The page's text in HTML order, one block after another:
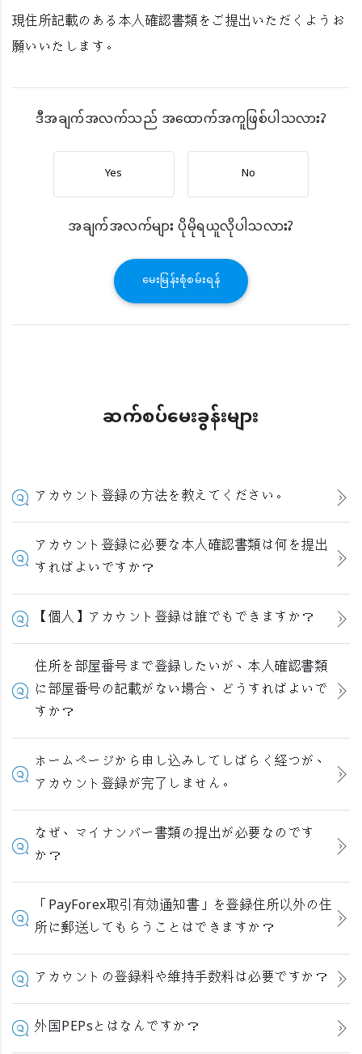
現住所記載のある本人確認書類をご提出いただくようお
願いいたします。
ဒီအချက်အလက်သည် အထောက်အကူဖြစ်ပါသလား?
Yes No
အချက်အလက်များ ပိုမိုရယူလိုပါသလား?
မေးမြန်းစုံစမ်းရန်
ဆက်စပ်မေးခွန်းများ
アカウント登録の方法を教えてください。
アカウント登録に必要な本人確認書類は何を提出
すればよいですか？
【個人】アカウント登録は誰でもできますか？
住所を部屋番号まで登録したいが、本人確認書類
に部屋番号の記載がない場合、どうすればよいで
すか？
ホームページから申し込みしてしばらく経つが、
アカウント登録が完了しません。
なぜ、マイナンバー書類の提出が必要なのです
か？
「PayForex取引有効通知書」を登録住所以外の住
所に郵送してもらうことはできますか？
アカウントの登録料や維持手数料は必要ですか？
外国PEPsとはなんですか？